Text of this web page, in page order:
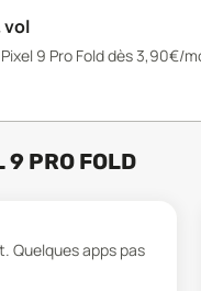
vol
9 Pro Fold dès 3,90€/
9 PRO FOLD
Quelques apps pas